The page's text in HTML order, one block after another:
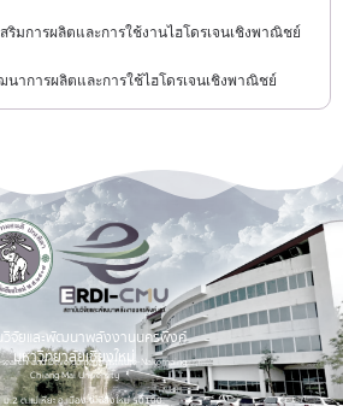
ริมการผลิตและการใช้งานไฮโดรเจนเชิงพาณิชย์
นาการผลิตและการใช้ไฮโดรเจนเชิงพาณิชย์
จัยและพัฒนาพลังงานนครพิงค์
มหาวิทยาลัยเชียงใหม่
and Development Institute-Nakornping,
Chiang Mai University
.2 ต.แม่เหียะ อ.เมือง จ.เชียงใหม่ 50100.